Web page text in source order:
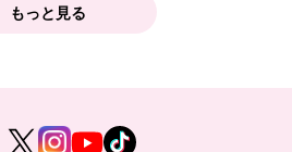
もっと見る